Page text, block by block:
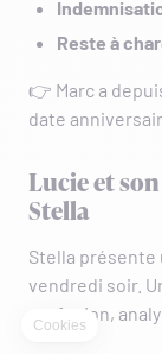
Reste à
👉 Marc a
date
Lucie et
Stella
Stella
vendredi soir.
perfusion,